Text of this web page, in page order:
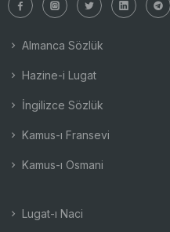
Almanca Sözlük
Hazine-i Lugat
İngilizce Sözlük
Kamus-ı Fransevi
Kamus-ı Osmani
Lugat-ı Naci